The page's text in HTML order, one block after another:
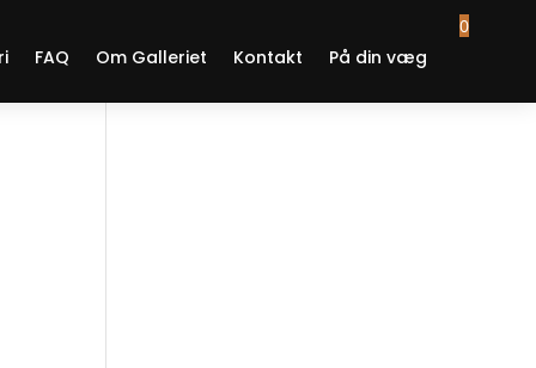
FAQ Om Galleriet Kontakt På din væg
0